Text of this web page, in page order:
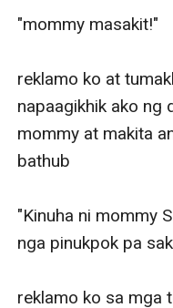
"mommy masakit!"
reklamo ko at
napaagikhik ako ng
mommy at makita
bathub
"Kinuha ni mommy
nga pinukpok pa
reklamo ko sa mga